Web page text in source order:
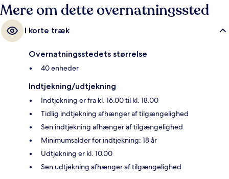
Mere om dette overnatningssted
I korte træk
Overnatningsstedets størrelse
40 enheder
Indtjekning/udtjekning
Indtjekning er fra kl. 16.00 til kl. 18.00
Tidlig indtjekning afhænger af tilgængelighed
Sen indtjekning afhænger af tilgængelighed
Minimumsalder for indtjekning: 18 år
Udtjekning er kl. 10.00
Sen udtjekning afhænger af tilgængelighed